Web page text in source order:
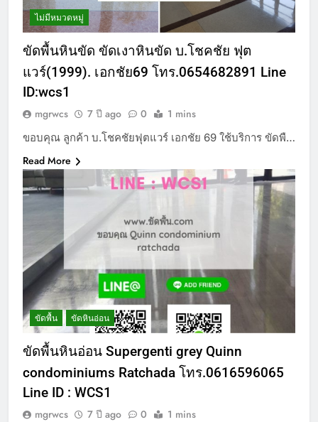
ไม่มีหมวดหมู่
ขัดพื้นหินขัด ขัดเงาหินขัด บ.โชคชัย ฟุต
แวร์(1999). เอกชัย69 โทร.0654682891 Line
ID:wcs1
mgrwcs 7 ปี ago 0 1 mins
ขอบคุณ ลูกค้า บ.โชคชัยฟุตแวร์ เอกชัย 69 ใช้บริการ ขัดพื…
Read More
ขัดพื้น ขัดหินอ่อน
ขัดพื้นหินอ่อน Supergenti grey Quinn
condominiums Ratchada โทร.0616596065
Line ID : WCS1
mgrwcs 7 ปี ago 0 1 mins